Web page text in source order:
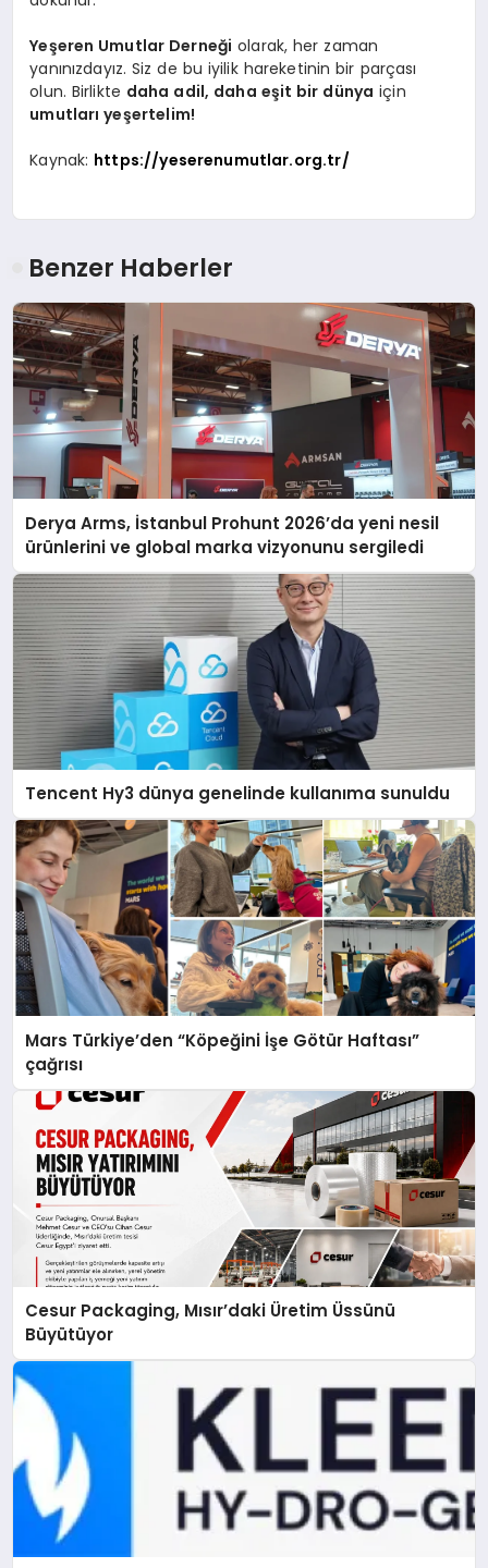
Yeşeren Umutlar Derneği olarak, her zaman
yanınızdayız. Siz de bu iyilik hareketinin bir parçası
olun. Birlikte daha adil, daha eşit bir dünya için
umutları yeşertelim!
Kaynak: https://yeserenumutlar.org.tr/
Benzer Haberler
Derya Arms, İstanbul Prohunt 2026’da yeni nesil
ürünlerini ve global marka vizyonunu sergiledi
Tencent Hy3 dünya genelinde kullanıma sunuldu
Mars Türkiye’den “Köpeğini İşe Götür Haftası”
çağrısı
Cesur Packaging, Mısır’daki Üretim Üssünü
Büyütüyor